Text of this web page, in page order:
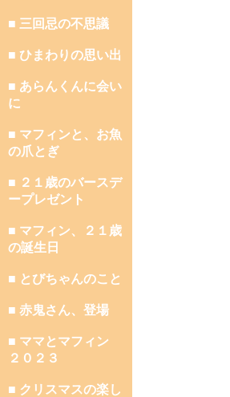
■ 三回忌の不思議
■ ひまわりの思い出
■ あらんくんに会い
に
■ マフィンと、お魚
の爪とぎ
■ ２１歳のバースデ
ープレゼント
■ マフィン、２１歳
の誕生日
■ とびちゃんのこと
■ 赤鬼さん、登場
■ ママとマフィン
２０２３
■ クリスマスの楽し